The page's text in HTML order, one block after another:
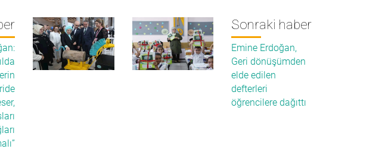
Sonraki haber
Emine Erdoğan,
Geri dönüşümden
elde edilen
defterleri
öğrencilere dağıttı